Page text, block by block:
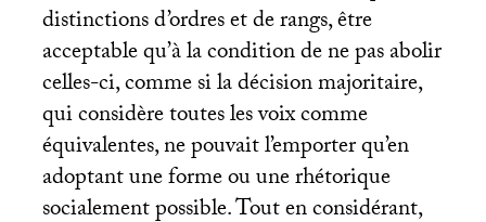
distinctions d’ordres et de rangs, être
acceptable qu’à la condition de ne pas abolir
celles-ci, comme si la décision majoritaire,
qui considère toutes les voix comme
équivalentes, ne pouvait l’emporter qu’en
adoptant une forme ou une rhétorique
socialement possible. Tout en considérant,